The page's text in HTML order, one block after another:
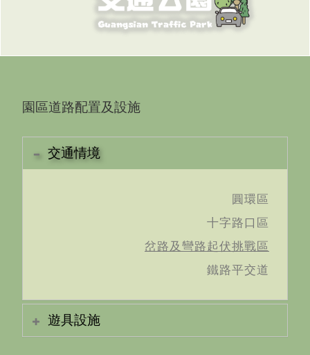
園區道路配置及設施
交通情境
圓環區
十字路口區
岔路及彎路起伏挑戰區
鐵路平交道
遊具設施